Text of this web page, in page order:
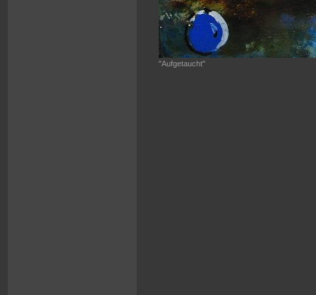
"Aufgetaucht"